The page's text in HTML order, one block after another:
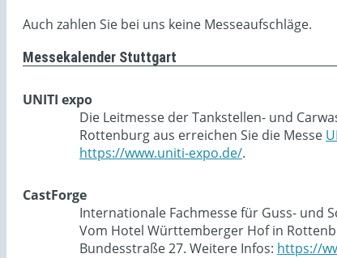
Auch zahlen Sie bei uns keine Messeaufschläge.
Messekalender Stuttgart
UNITI expo
Die Leitmesse der Tankstellen- und
Rottenburg aus erreichen Sie die Messe
https://www.uniti-expo.de/.
CastForge
Internationale Fachmesse für Guss- und
Vom Hotel Württemberger Hof in
Bundesstraße 27. Weitere Infos: https://